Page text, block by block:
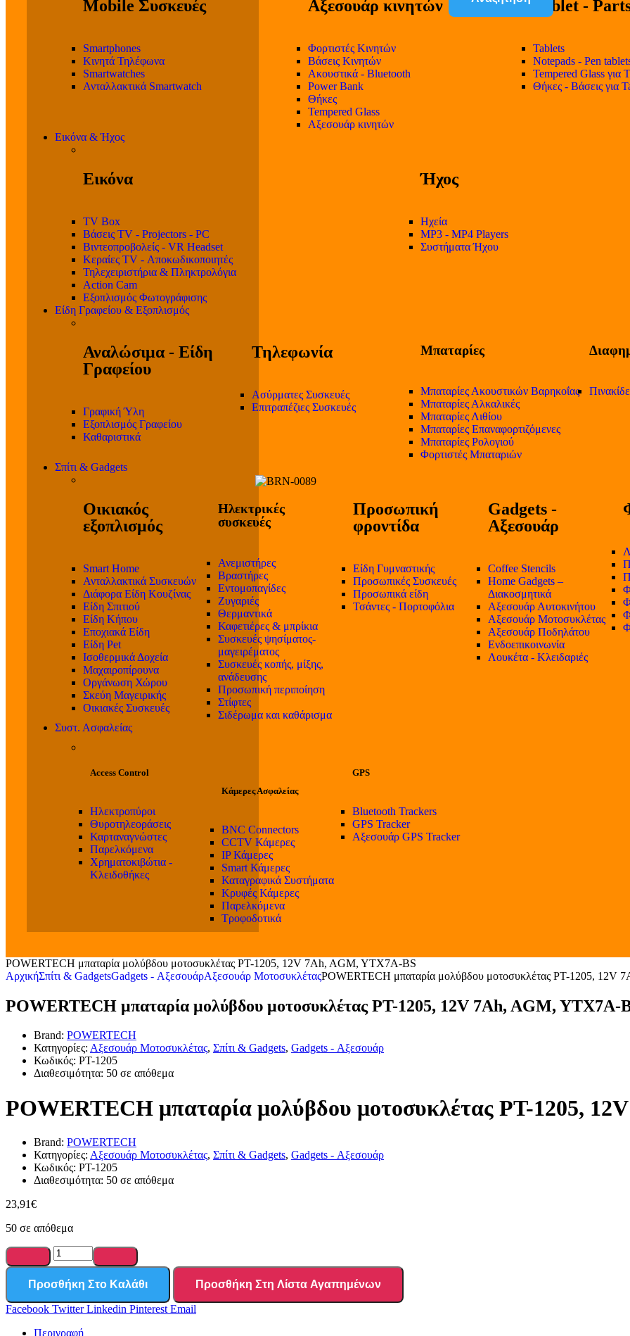
Mobile Συσκευές
Smartphones
Κινητά Τηλέφωνα
Smartwatches
Ανταλλακτικά Smartwatch
Αξεσουάρ κινητών
Φορτιστές Κινητών
Βάσεις Κινητών
Ακουστικά - Bluetooth
Power Bank
Θήκες
Tempered Glass
Αξεσουάρ κινητών
Tablet -
Tablets
Notepads - Pen
Tempered Glass για
Θήκες - Βάσεις για
Εικόνα & Ήχος
Εικόνα
TV Box
Βάσεις TV - Projectors - PC
Βιντεοπροβολείς - VR Headset
Κεραίες TV - Αποκωδικοποιητές
Τηλεχειριστήρια & Πληκτρολόγια
Action Cam
Εξοπλισμός Φωτογράφισης
Ήχος
Ηχεία
MP3 - MP4 Players
Συστήματα Ήχου
Είδη Γραφείου & Εξοπλισμός
Αναλώσιμα - Είδη
Γραφείου
Γραφική Ύλη
Εξοπλισμός Γραφείου
Καθαριστικά
Τηλεφωνία
Ασύρματες Συσκευές
Επιτραπέζιες Συσκευές
Μπαταρίες
Μπαταρίες Ακουστικών Βαρηκοΐας
Μπαταρίες Αλκαλικές
Μπαταρίες Λιθίου
Μπαταρίες Επαναφορτιζόμενες
Μπαταρίες Ρολογιού
Φορτιστές Μπαταριών
Σπίτι & Gadgets
Οικιακός
εξοπλισμός
Smart Home
Ανταλλακτικά Συσκευών
Διάφορα Είδη Κουζίνας
Είδη Σπιτιού
Είδη Κήπου
Εποχιακά Είδη
Είδη Pet
Ισοθερμικά Δοχεία
Μαχαιροπίρουνα
Οργάνωση Χώρου
Σκεύη Μαγειρικής
Οικιακές Συσκευές
Ηλεκτρικές
συσκευές
Ανεμιστήρες
Βραστήρες
Εντομοπαγίδες
Ζυγαριές
Θερμαντικά
Καφετιέρες & μπρίκια
Συσκευές ψησίματος-
μαγειρέματος
Συσκευές κοπής, μίξης,
ανάδευσης
Προσωπική περιποίηση
Στίφτες
Σιδέρωμα και καθάρισμα
Προσωπική
φροντίδα
Είδη Γυμναστικής
Προσωπικές Συσκευές
Προσωπικά είδη
Τσάντες - Πορτοφόλια
Gadgets -
Αξεσουάρ
Coffee Stencils
Home Gadgets –
Διακοσμητικά
Αξεσουάρ Αυτοκινήτου
Αξεσουάρ Μοτοσυκλέτας
Αξεσουάρ Ποδηλάτου
Ενδοεπικοινωνία
Λουκέτα - Κλειδαριές
Συστ. Ασφαλείας
Access Control
Ηλεκτροπύροι
Θυροτηλεοράσεις
Καρταναγνώστες
Παρελκόμενα
Χρηματοκιβώτια -
Κλειδοθήκες
Κάμερες Ασφαλείας
BNC Connectors
CCTV Κάμερες
IP Κάμερες
Smart Κάμερες
Καταγραφικά Συστήματα
Κρυφές Κάμερες
Παρελκόμενα
Τροφοδοτικά
GPS
Bluetooth Trackers
GPS Tracker
Αξεσουάρ GPS Tracker
POWERTECH μπαταρία μολύβδου μοτοσυκλέτας PT-1205, 12V 7Ah, AGM, YTX7A-BS
ΑρχικήΣπίτι & GadgetsGadgets - ΑξεσουάρΑξεσουάρ ΜοτοσυκλέταςPOWERTECH μπαταρία μολύβδου μοτοσυκλέτας PT-1205, 12V
POWERTECH μπαταρία μολύβδου μοτοσυκλέτας PT-1205, 12V 7Ah, AGM, YTX7A-
Brand: POWERTECH
Κατηγορίες: Αξεσουάρ Μοτοσυκλέτας, Σπίτι & Gadgets, Gadgets - Αξεσουάρ
Κωδικός: PT-1205
Διαθεσιμότητα: 50 σε απόθεμα
POWERTECH μπαταρία μολύβδου μοτοσυκλέτας PT-1205,
Brand: POWERTECH
Κατηγορίες: Αξεσουάρ Μοτοσυκλέτας, Σπίτι & Gadgets, Gadgets - Αξεσουάρ
Κωδικός: PT-1205
Διαθεσιμότητα: 50 σε απόθεμα
23,91€
50 σε απόθεμα
Προσθήκη Στο Καλάθι Προσθήκη Στη Λίστα Αγαπημένων
Facebook Twitter Linkedin Pinterest Email
Περιγραφή